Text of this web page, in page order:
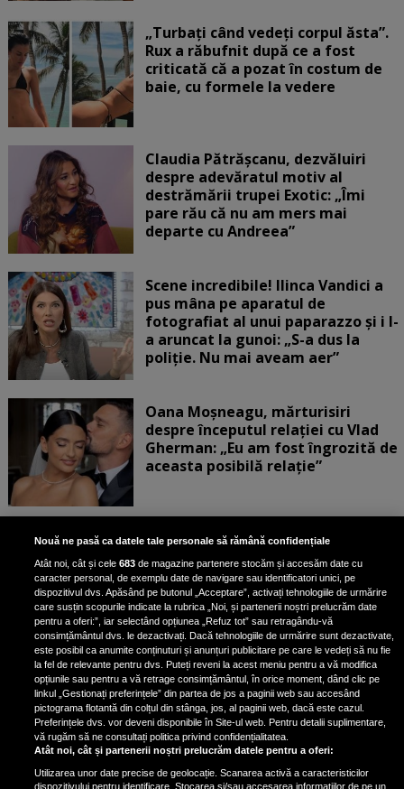
„Turbați când vedeți corpul ăsta”.
Rux a răbufnit după ce a fost
criticată că a pozat în costum de
baie, cu formele la vedere
Claudia Pătrășcanu, dezvăluiri
despre adevăratul motiv al
destrămării trupei Exotic: „Îmi
pare rău că nu am mers mai
departe cu Andreea”
Scene incredibile! Ilinca Vandici a
pus mâna pe aparatul de
fotografiat al unui paparazzo și i l-
a aruncat la gunoi: „S-a dus la
poliție. Nu mai aveam aer”
Oana Moșneagu, mărturisiri
despre începutul relației cu Vlad
Gherman: „Eu am fost îngrozită de
aceasta posibilă relație”
Unde locuiesc Alberto Guță și
iubita lui, după ce au plecat din
casa Narcisei Balaban: „Noi
suntem într-o casă cu două-trei
etaje”
Oana Roman, achiziție după
achiziție. Suma exorbitantă pe
care a scos-o din buzunar pentru o
pereche de ochelari de soare și un
parfum
Nouă ne pasă ca datele tale personale să rămână confidențiale
Atât noi, cât și cele683 de magazine partenere stocăm și accesăm date cu
caracter personal, de exemplu date de navigare sau identificatori unici, pe
dispozitivul dvs. Apăsând pe butonul „Acceptare”, activați tehnologiile de urmărire
care susțin scopurile indicate la rubrica „Noi, și partenerii noștri prelucrăm date
pentru a oferi:”, iar selectând opțiunea „Refuz tot” sau retragându-vă
consimțământul dvs. le dezactivați. Dacă tehnologiile de urmărire sunt dezactivate,
este posibil ca anumite conținuturi și anunțuri publicitare pe care le vedeți să nu fie
la fel de relevante pentru dvs. Puteți reveni la acest meniu pentru a vă modifica
opțiunile sau pentru a vă retrage consimțământul, în orice moment, dând clic pe
linkul „Gestionați preferințele” din partea de jos a paginii web sau accesând
pictograma flotantă din colțul din stânga, jos, al paginii web, dacă este cazul.
Preferințele dvs. vor deveni disponibile în Site-ul web. Pentru detalii suplimentare,
vă rugăm să ne consultați politica privind confidențialitatea.
Atât noi, cât și partenerii noștri prelucrăm datele pentru a oferi:
Utilizarea unor date precise de geolocație. Scanarea activă a caracteristicilor
dispozitivului pentru identificare. Stocarea și/sau accesarea informațiilor de pe un